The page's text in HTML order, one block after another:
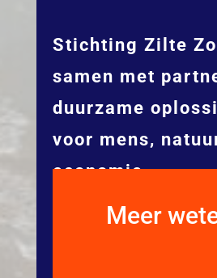
Stichting Zilte
samen met
duurzame
voor mens,
economie.
Meer